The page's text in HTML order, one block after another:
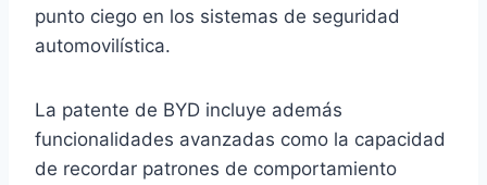
punto ciego en los sistemas de seguridad
automovilística.
La patente de BYD incluye además
funcionalidades avanzadas como la capacidad
de recordar patrones de comportamiento